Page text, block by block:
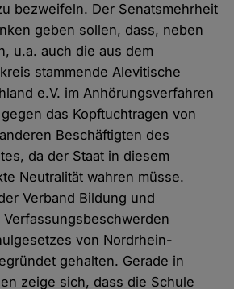
bezweifeln. Der Senatsmehrheit
geben sollen, dass, neben
u.a. auch die aus dem
stammende Alevitische
e.V. im Anhörungsverfahren
das Kopftuchtragen von
Beschäftigten des
da der Staat in diesem
Neutralität wahren müsse.
Verband Bildung und
Verfassungsbeschwerden
von Nordrhein-
gehalten. Gerade in
zeige sich, dass die Schule